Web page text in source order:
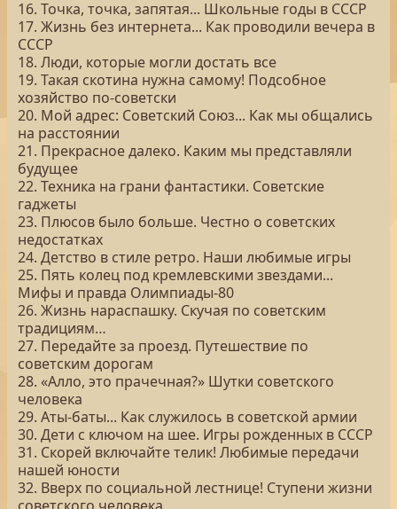
16. Точка, точка, запятая... Школьные годы в СССР
17. Жизнь без интернета... Как проводили вечера в
СССР
18. Люди, которые могли достать все
19. Такая скотина нужна самому! Подсобное
хозяйство по-советски
20. Мой адрес: Советский Союз... Как мы общались
на расстоянии
21. Прекрасное далеко. Каким мы представляли
будущее
22. Техника на грани фантастики. Советские
гаджеты
23. Плюсов было больше. Честно о советских
недостатках
24. Детство в стиле ретро. Наши любимые игры
25. Пять колец под кремлевскими звездами...
Мифы и правда Олимпиады-80
26. Жизнь нараспашку. Скучая по советским
традициям…
27. Передайте за проезд. Путешествие по
советским дорогам
28. «Алло, это прачечная?» Шутки советского
человека
29. Аты-баты... Как служилось в советской армии
30. Дети с ключом на шее. Игры рожденных в СССР
31. Скорей включайте телик! Любимые передачи
нашей юности
32. Вверх по социальной лестнице! Ступени жизни